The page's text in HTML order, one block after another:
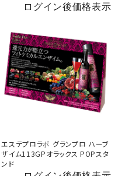
ログイン後価格表示
エステプロラボ グランプロ ハーブ
ザイム113GPオラックス POPスタ
ンド